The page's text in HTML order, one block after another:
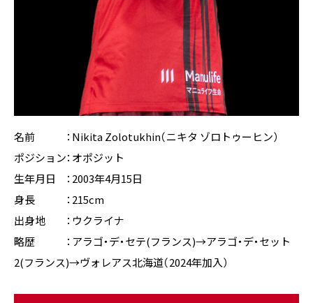
名前 ：Nikita Zolotukhin（ニキタ ゾロトゥーヒン）
ポジション：オポジット
生年月日 ：2003年4月15日
身長 ：215cm
出身地 ：ウクライナ
略歴 ：アラゴ・デ・セテ(フランス)→アラゴ・デ・セット
2(フランス)→ヴォレアス北海道（2024年加入）